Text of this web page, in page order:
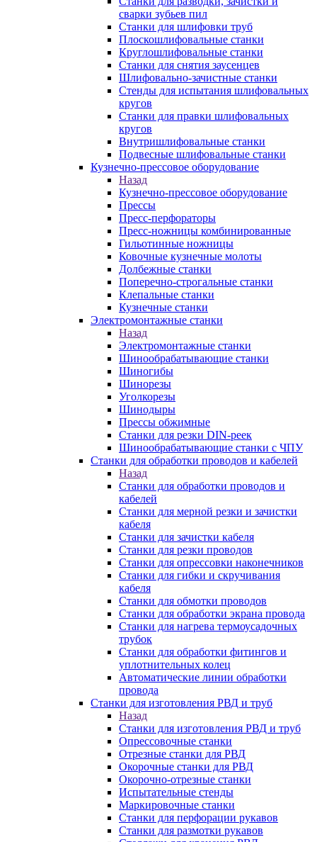
сварки зубьев пил
Станки для шлифовки труб
Плоскошлифовальные станки
Круглошлифовальные станки
Станки для снятия заусенцев
Шлифовально-зачистные станки
Стенды для испытания шлифовальных
кругов
Станки для правки шлифовальных
кругов
Внутришлифовальные станки
Подвесные шлифовальные станки
Кузнечно-прессовое оборудование
Назад
Кузнечно-прессовое оборудование
Прессы
Пресс-перфораторы
Пресс-ножницы комбинированные
Гильотинные ножницы
Ковочные кузнечные молоты
Долбежные станки
Поперечно-строгальные станки
Клепальные станки
Кузнечные станки
Электромонтажные станки
Назад
Электромонтажные станки
Шинообрабатывающие станки
Шиногибы
Шинорезы
Уголкорезы
Шинодыры
Прессы обжимные
Станки для резки DIN-реек
Шинообрабатывающие станки с ЧПУ
Станки для обработки проводов и кабелей
Назад
Станки для обработки проводов и
кабелей
Станки для мерной резки и зачистки
кабеля
Станки для зачистки кабеля
Станки для резки проводов
Станки для опрессовки наконечников
Станки для гибки и скручивания
кабеля
Станки для обмотки проводов
Станки для обработки экрана провода
Станки для нагрева термоусадочных
трубок
Станки для обработки фитингов и
уплотнительных колец
Автоматические линии обработки
провода
Станки для изготовления РВД и труб
Назад
Станки для изготовления РВД и труб
Опрессовочные станки
Отрезные станки для РВД
Окорочные станки для РВД
Окорочно-отрезные станки
Испытательные стенды
Маркировочные станки
Станки для перфорации рукавов
Станки для размотки рукавов